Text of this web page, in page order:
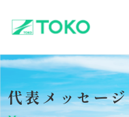
代表メッセージ